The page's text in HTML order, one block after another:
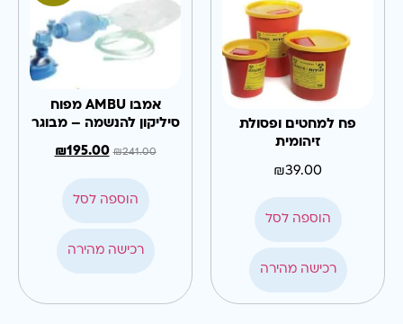
פח למחטים ופסולת
זיהומית
₪39.00
הוספה לסל
רכישה מהירה
אמבו AMBU מפוח
סיליקון להנשמה – מבוגר
₪241.00
₪195.00
הוספה לסל
רכישה מהירה